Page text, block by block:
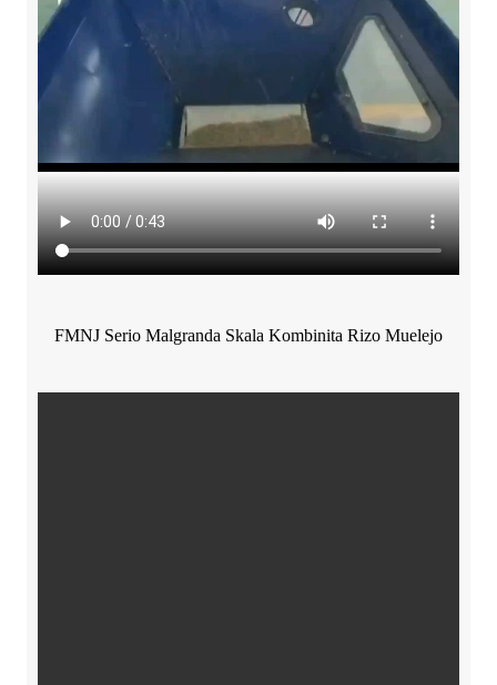
FMNJ Serio Malgranda Skala Kombinita Rizo Muelejo